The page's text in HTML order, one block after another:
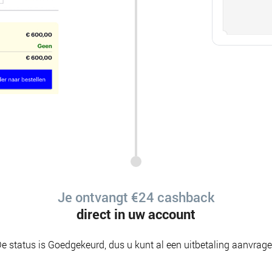
Je ontvangt €24 cashback
direct in uw account
status is Goedgekeurd, dus u kunt al een uitbetaling